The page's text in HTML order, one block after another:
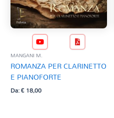
MANGANI M.
ROMANZA PER CLARINETTO
E PIANOFORTE
Da:€18,00